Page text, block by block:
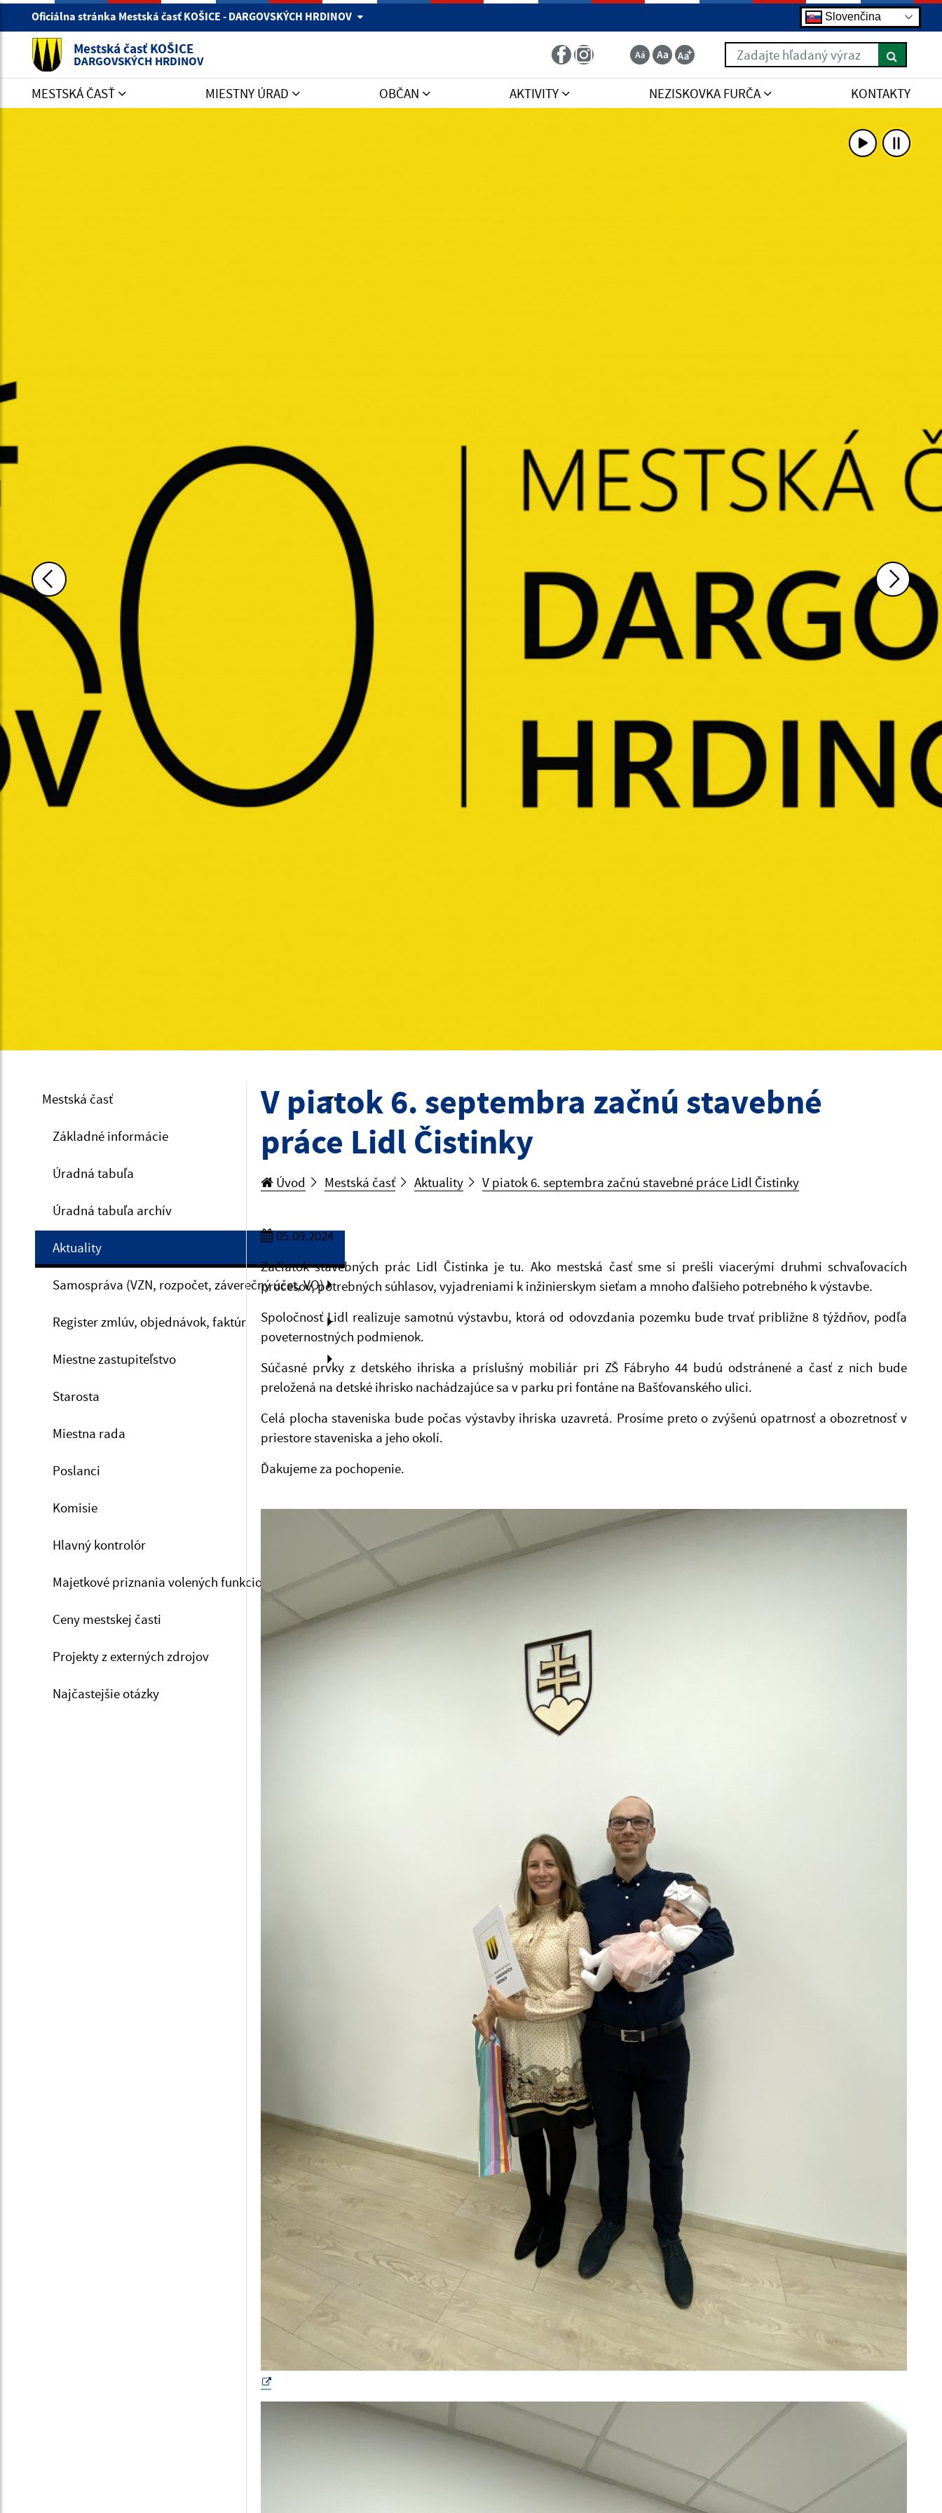
Oficiálna stránka Mestská časť KOŠICE - DARGOVSKÝCH HRDINOV Slovenčina
Mestská časť KOŠICE
DARGOVSKÝCH HRDINOV
Zadajte hľadaný výraz
MESTSKÁ ČASŤ MIESTNY ÚRAD OBČAN AKTIVITY NEZISKOVKA FURČA KONTAKTY
Mestská časť
Základné informácie
Úradná tabuľa
Úradná tabuľa archív
Aktuality
Samospráva (VZN, rozpočet, záverečný účet, VO)
Register zmlúv, objednávok, faktúr
Miestne zastupiteľstvo
Starosta
Miestna rada
Poslanci
Komisie
Hlavný kontrolór
Majetkové priznania volených funkcionárov
Ceny mestskej časti
Projekty z externých zdrojov
Najčastejšie otázky
V piatok 6. septembra začnú stavebné
práce Lidl Čistinky
Úvod Mestská časť Aktuality V piatok 6. septembra začnú stavebné práce Lidl Čistinky
05.09.2024
Začiatok stavebných prác Lidl Čistinka je tu. Ako mestská časť sme si prešli viacerými druhmi schvaľovacích
procesov, potrebných súhlasov, vyjadreniami k inžinierskym sieťam a mnoho ďalšieho potrebného k výstavbe.
Spoločnosť Lidl realizuje samotnú výstavbu, ktorá od odovzdania pozemku bude trvať približne 8 týždňov, podľa
poveternostných podmienok.
Súčasné prvky z detského ihriska a príslušný mobiliár pri ZŠ Fábryho 44 budú odstránené a časť z nich bude
preložená na detské ihrisko nachádzajúce sa v parku pri fontáne na Bašťovanského ulici.
Celá plocha staveniska bude počas výstavby ihriska uzavretá. Prosíme preto o zvýšenú opatrnosť a obozretnosť v
priestore staveniska a jeho okolí.
Ďakujeme za pochopenie.